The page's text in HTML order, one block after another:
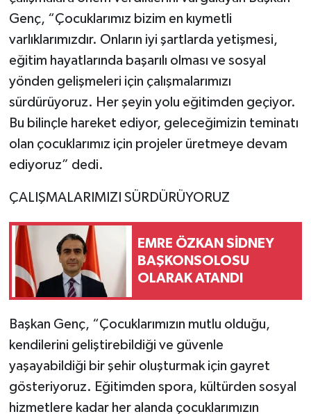
Genç, “Çocuklarımız bizim en kıymetli
varlıklarımızdır. Onların iyi şartlarda yetişmesi,
eğitim hayatlarında başarılı olması ve sosyal
yönden gelişmeleri için çalışmalarımızı
sürdürüyoruz. Her şeyin yolu eğitimden geçiyor.
Bu bilinçle hareket ediyor, geleceğimizin teminatı
olan çocuklarımız için projeler üretmeye devam
ediyoruz” dedi.
ÇALIŞMALARIMIZI SÜRDÜRÜYORUZ
EMRE ÖZKAN SİDNEY
BAŞKONSOLOSU
OLARAK ATANDI
Başkan Genç, “Çocuklarımızın mutlu olduğu,
kendilerini geliştirebildiği ve güvenle
yaşayabildiği bir şehir oluşturmak için gayret
gösteriyoruz. Eğitimden spora, kültürden sosyal
hizmetlere kadar her alanda çocuklarımızın